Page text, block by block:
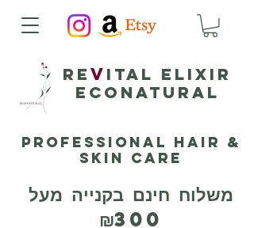
Re v ital elixir
ECONATURAL
Professional Hair &
Skin Care
משלוח חינם בקנייה מעל
₪300